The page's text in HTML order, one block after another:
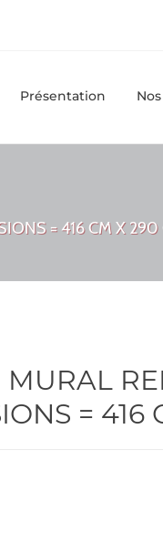
Présentation
= 416 CM X 290
MURAL
= 416